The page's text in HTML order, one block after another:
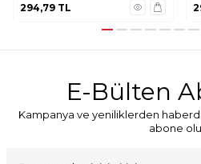
294,79 TL
E-Bülten
Kampanya ve yeniliklerden
abone